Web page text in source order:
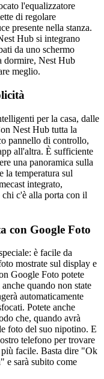
l'equalizzatore
di regolare
presente nella stanza.
Hub si integrano
da uno schermo
dormire, Nest Hub
meglio.
per la casa, dalle
Nest Hub tutta la
pannello di controllo,
all'altra. È sufficiente
una panoramica sulla
la temperatura sul
integrato,
c'è alla porta con il
con Google Foto
è facile da
mostrate sul display e
Google Foto potete
quando non state
automaticamente
Potete anche
che, quando avrà
foto del suo nipotino. E
telefono per trovare
facile. Basta dire "Ok
e sarà subito come